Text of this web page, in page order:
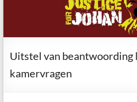
Uitstel van beantwoording
kamervragen